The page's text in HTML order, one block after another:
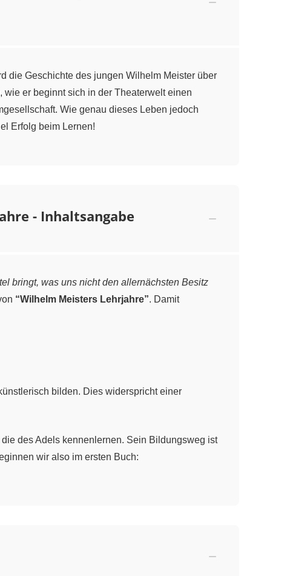
die Geschichte des jungen Wilhelm Meister über
er beginnt sich in der Theaterwelt einen
Wie genau dieses Leben jedoch
Erfolg beim Lernen!
- Inhaltsangabe
bringt, was uns nicht den allernächsten Besitz
“Wilhelm Meisters Lehrjahre”. Damit
bilden. Dies widerspricht einer
des Adels kennenlernen. Sein Bildungsweg ist
wir also im ersten Buch: